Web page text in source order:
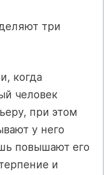
три
когда
человек
при этом
у него
повышают его
и